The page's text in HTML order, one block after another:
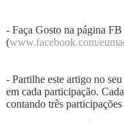
- Faça Gosto na página
(www.facebook.com/
- Partilhe este artigo no
em cada participação.
contando três